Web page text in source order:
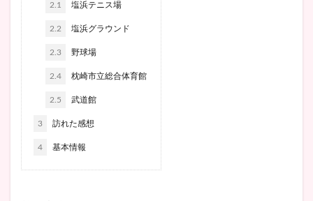
2.1 塩浜テニス場
2.2 塩浜グラウンド
2.3 野球場
2.4 枕崎市立総合体育館
2.5 武道館
3 訪れた感想
4 基本情報